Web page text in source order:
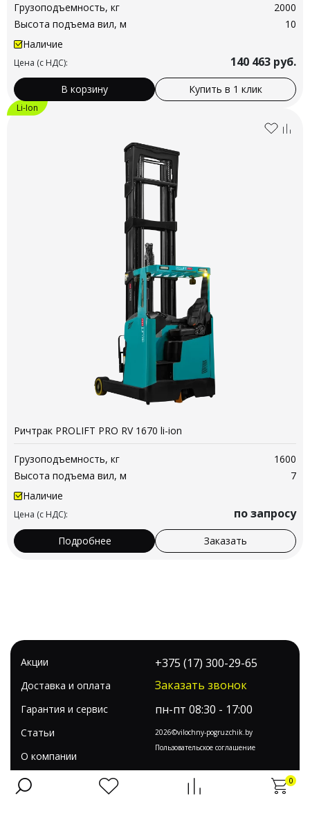
Грузоподъемность, кг
2000
Высота подъема вил, м
10
Наличие
Цена (с НДС): 140 463 руб.
В корзину Купить в 1 клик
Li-Ion
Ричтрак PROLIFT PRO RV 1670 li-ion
Грузоподъемность, кг
1600
Высота подъема вил, м
7
Наличие
Цена (с НДС): по запросу
Подробнее Заказать
Акции
Доставка и оплата
Гарантия и сервис
Статьи
О компании
Контакты
+375 (17) 300-29-65
Заказать звонок
пн-пт 08:30 - 17:00
2026©vilochny-pogruzchik.by
Пользовательское соглашение
0